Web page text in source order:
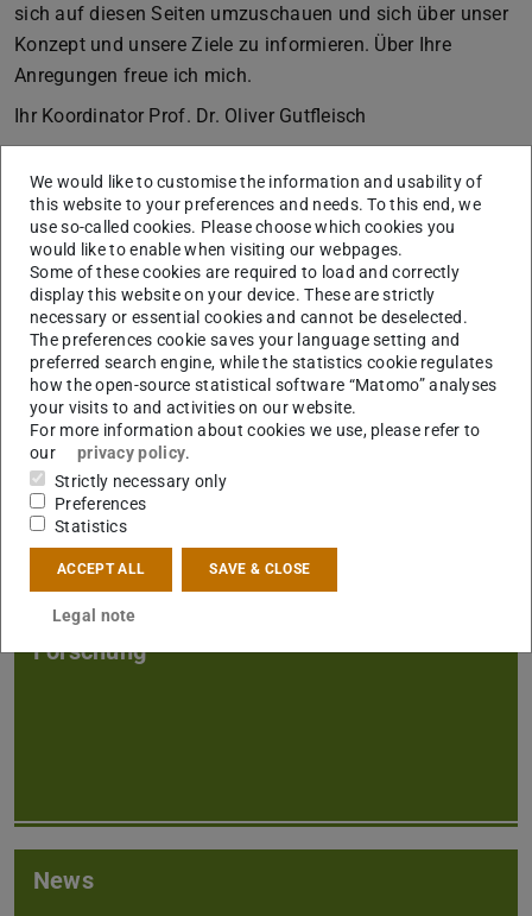
sich auf diesen Seiten umzuschauen und sich über unser
Konzept und unsere Ziele zu informieren. Über Ihre
Anregungen freue ich mich.
Ihr Koordinator Prof. Dr. Oliver Gutfleisch
Organisationsstruktur und Team
Forschung
News
We would like to customise the information and usability of
this website to your preferences and needs. To this end, we
use so-called cookies. Please choose which cookies you
would like to enable when visiting our webpages.
Some of these cookies are required to load and correctly
display this website on your device. These are strictly
necessary or essential cookies and cannot be deselected.
The preferences cookie saves your language setting and
preferred search engine, while the statistics cookie regulates
how the open-source statistical software “Matomo” analyses
your visits to and activities on our website.
For more information about cookies we use, please refer to
our
privacy policy.
Strictly necessary only
Preferences
Statistics
ACCEPT ALL SAVE & CLOSE
Legal note